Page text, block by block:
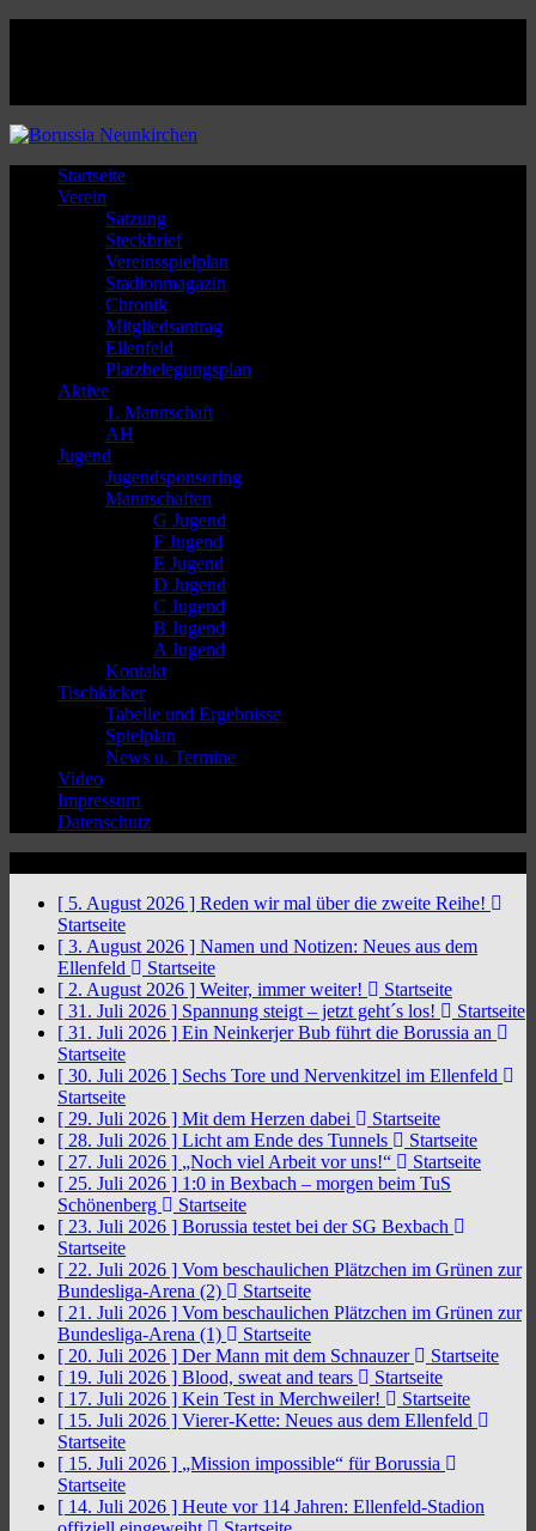
Startseite
Verein
Satzung
Steckbrief
Vereinsspielplan
Stadionmagazin
Chronik
Mitgliedsantrag
Ellenfeld
Platzbelegungsplan
Aktive
1. Mannschaft
AH
Jugend
Jugendsponsoring
Mannschaften
G Jugend
F Jugend
E Jugend
D Jugend
C Jugend
B Jugend
A Jugend
Kontakt
Tischkicker
Tabelle und Ergebnisse
Spielplan
News u. Termine
Video
Impressum
Datenschutz
[ 5. August 2026 ] Reden wir mal über die zweite Reihe!
Startseite
[ 3. August 2026 ] Namen und Notizen: Neues aus dem
Ellenfeld
Startseite
[ 2. August 2026 ] Weiter, immer weiter!
Startseite
[ 31. Juli 2026 ] Spannung steigt – jetzt geht´s los!
Startseite
[ 31. Juli 2026 ] Ein Neinkerjer Bub führt die Borussia an
Startseite
[ 30. Juli 2026 ] Sechs Tore und Nervenkitzel im Ellenfeld
Startseite
[ 29. Juli 2026 ] Mit dem Herzen dabei
Startseite
[ 28. Juli 2026 ] Licht am Ende des Tunnels
Startseite
[ 27. Juli 2026 ] „Noch viel Arbeit vor uns!“
Startseite
[ 25. Juli 2026 ] 1:0 in Bexbach – morgen beim TuS
Schönenberg
Startseite
[ 23. Juli 2026 ] Borussia testet bei der SG Bexbach
Startseite
[ 22. Juli 2026 ] Vom beschaulichen Plätzchen im Grünen zur
Bundesliga-Arena (2)
Startseite
[ 21. Juli 2026 ] Vom beschaulichen Plätzchen im Grünen zur
Bundesliga-Arena (1)
Startseite
[ 20. Juli 2026 ] Der Mann mit dem Schnauzer
Startseite
[ 19. Juli 2026 ] Blood, sweat and tears
Startseite
[ 17. Juli 2026 ] Kein Test in Merchweiler!
Startseite
[ 15. Juli 2026 ] Vierer-Kette: Neues aus dem Ellenfeld
Startseite
[ 15. Juli 2026 ] „Mission impossible“ für Borussia
Startseite
[ 14. Juli 2026 ] Heute vor 114 Jahren: Ellenfeld-Stadion